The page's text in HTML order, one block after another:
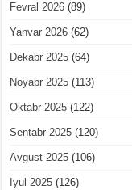
Fevral 2026 (89)
Yanvar 2026 (62)
Dekabr 2025 (64)
Noyabr 2025 (113)
Oktabr 2025 (122)
Sentabr 2025 (120)
Avgust 2025 (106)
Iyul 2025 (126)